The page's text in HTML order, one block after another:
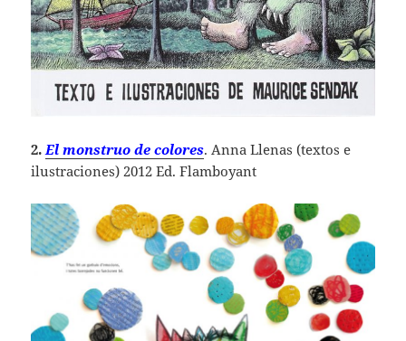
2.El monstruo de colores. Anna Llenas (textos e
ilustraciones) 2012 Ed. Flamboyant